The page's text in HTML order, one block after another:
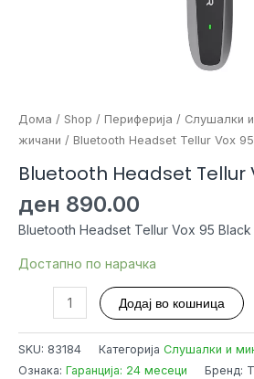
Дома / Shop / Периферија / Слушалки
жичани / Bluetooth Headset Tellur Vox
Bluetooth Headset Tellur
ден 890.00
Bluetooth Headset Tellur Vox 95 Black
Достапно по нарачка
Bluetooth
Headset
Tellur
Додај во кошница
SKU: 83184 Категорија Слушалки и
Ознака: Гаранција: 24 месеци Бренд: